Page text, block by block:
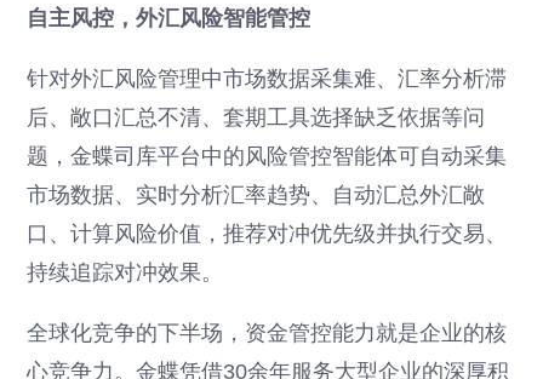
自主风控，外汇风险智能管控
针对外汇风险管理中市场数据采集难、汇率分析滞
后、敞口汇总不清、套期工具选择缺乏依据等问
题，金蝶司库平台中的风险管控智能体可自动采集
市场数据、实时分析汇率趋势、自动汇总外汇敞
口、计算风险价值，推荐对冲优先级并执行交易、
持续追踪对冲效果。
全球化竞争的下半场，资金管控能力就是企业的核
心竞争力。金蝶凭借30余年服务大型企业的深厚积